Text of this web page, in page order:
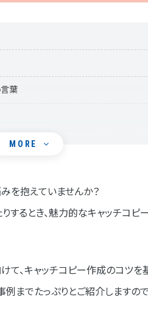
MORE
葉
みを抱えていませんか？
るとき、魅力的なキャッチコピ
、キャッチコピー作成のコツを
までたっぷりとご紹介しますので